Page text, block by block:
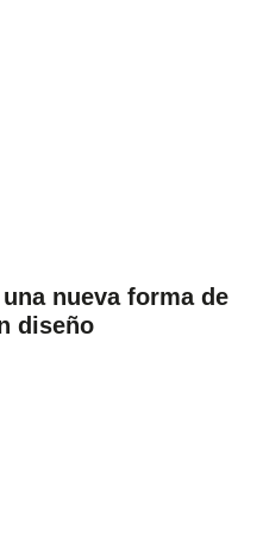
nueva forma de
diseño